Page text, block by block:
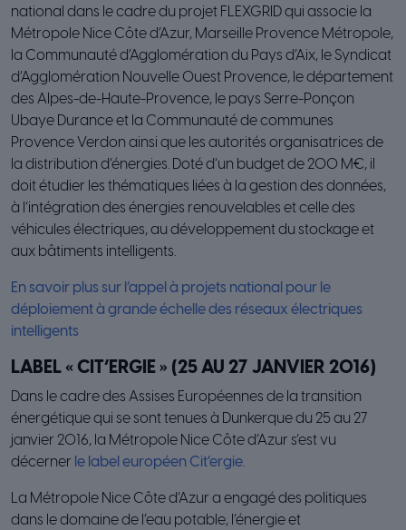
national dans le cadre du projet FLEXGRID qui associe la
Métropole Nice Côte d’Azur, Marseille Provence Métropole,
la Communauté d’Agglomération du Pays d’Aix, le Syndicat
d’Agglomération Nouvelle Ouest Provence, le département
des Alpes-de-Haute-Provence, le pays Serre-Ponçon
Ubaye Durance et la Communauté de communes
Provence Verdon ainsi que les autorités organisatrices de
la distribution d’énergies. Doté d’un budget de 200 M€, il
doit étudier les thématiques liées à la gestion des données,
à l’intégration des énergies renouvelables et celle des
véhicules électriques, au développement du stockage et
aux bâtiments intelligents.
En savoir plus sur l’appel à projets national pour le
déploiement à grande échelle des réseaux électriques
intelligents
LABEL « CIT’ERGIE » (25 AU 27 JANVIER 2016)
Dans le cadre des Assises Européennes de la transition
énergétique qui se sont tenues à Dunkerque du 25 au 27
janvier 2016, la Métropole Nice Côte d’Azur s’est vu
décerner le label européen Cit’ergie.
La Métropole Nice Côte d’Azur a engagé des politiques
dans le domaine de l’eau potable, l’énergie et